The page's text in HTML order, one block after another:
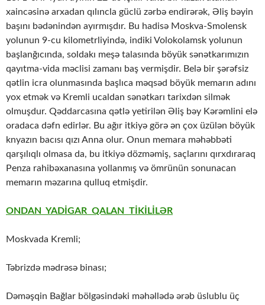
xaincəsinə arxadan qılıncla güclü zərbə endirərək, Əliş bəyin
başını bədənindən ayırmışdır. Bu hadisə Moskva-Smolensk
yolunun 9-cu kilometrliyində, indiki Volokolamsk yolunun
başlanğıcında, soldakı meşə talasında böyük sənətkarımızın
qayıtma-vida məclisi zamanı baş vermişdir. Belə bir şərəfsiz
qətlin icra olunmasında başlıca məqsəd böyük memarın adını
yox etmək və Kremli ucaldan sənətkarı tarixdən silmək
olmuşdur. Qəddarcasına qətlə yetirilən Əliş bəy Kərəmlini elə
oradaca dəfn edirlər. Bu ağır itkiyə görə ən çox üzülən böyük
knyazın bacısı qızı Anna olur. Onun memara məhəbbəti
qarşılıqlı olmasa da, bu itkiyə dözməmiş, saçlarını qırxdıraraq
Penza rahibəxanasına yollanmış və ömrünün sonunacan
memarın məzarına qulluq etmişdir.
ONDAN YADİGAR QALAN TİKİLİLƏR
Moskvada Kremli;
Təbrizdə mədrəsə binası;
Dəməşqin Bağlar bölgəsindəki məhəllədə ərəb üslublu üç